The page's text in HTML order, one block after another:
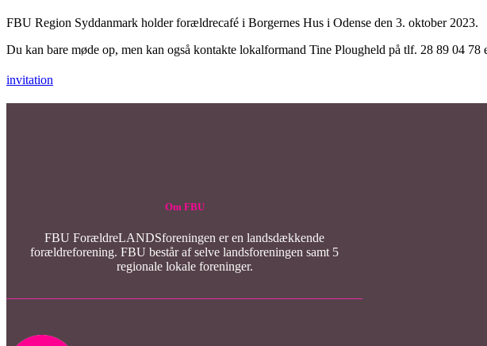
FBU Region Syddanmark holder forældrecafé i Borgernes Hus i Odense den 3. oktober 2023.
Du kan bare møde op, men kan også kontakte lokalformand Tine Plougheld på tlf. 28 89 04
invitation
Om FBU
FBU ForældreLANDSforeningen er en landsdækkende
forældreforening. FBU består af selve landsforeningen samt 5
regionale lokale foreninger.